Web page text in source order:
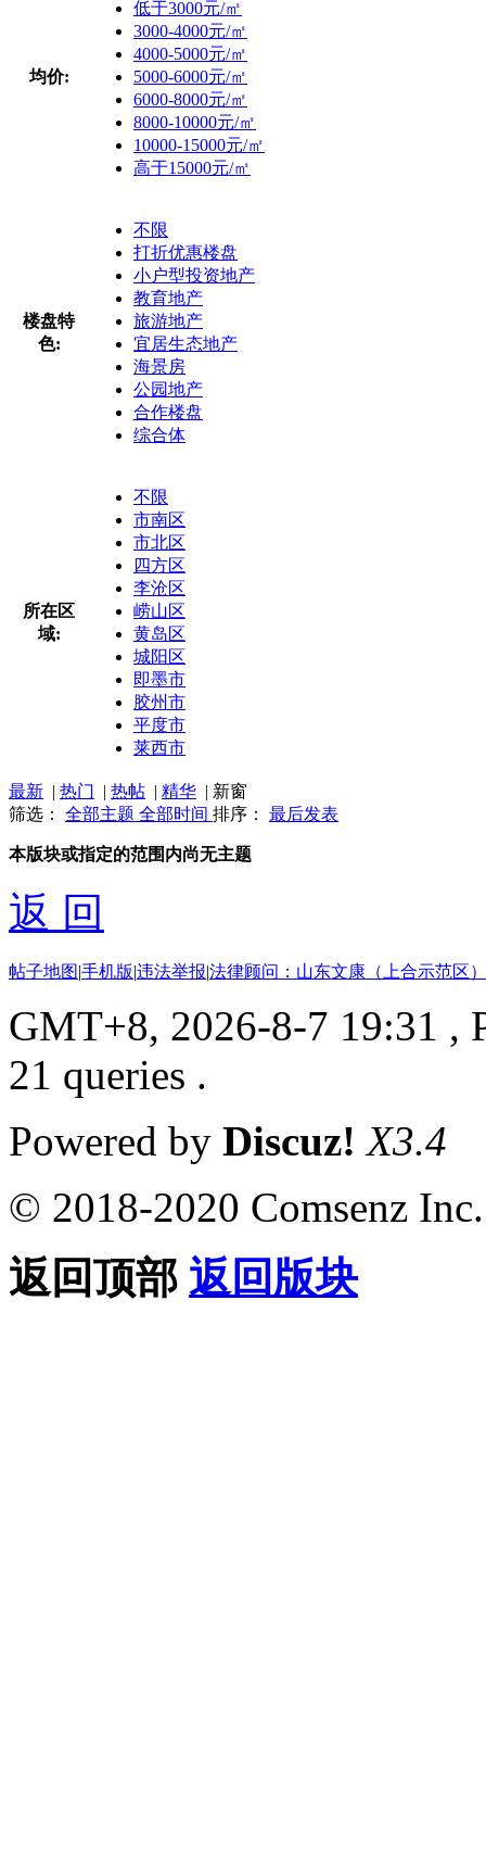
均价:
低于3000元/㎡
3000-4000元/㎡
4000-5000元/㎡
5000-6000元/㎡
6000-8000元/㎡
8000-10000元/㎡
10000-15000元/㎡
高于15000元/㎡
楼盘特
色:
不限
打折优惠楼盘
小户型投资地产
教育地产
旅游地产
宜居生态地产
海景房
公园地产
合作楼盘
综合体
所在区
域:
不限
市南区
市北区
四方区
李沧区
崂山区
黄岛区
城阳区
即墨市
胶州市
平度市
莱西市
最新 | 热门 | 热帖 | 精华 | 新窗
筛选： 全部主题 全部时间 排序： 最后发表
本版块或指定的范围内尚无主题
返 回
帖子地图|手机版|违法举报|法律顾问：山东文康（上合示范区
GMT+8, 2026-8-7 19:31 ,
21 queries .
Powered by Discuz! X3.4
© 2018-2020 Comsenz Inc.
返回顶部 返回版块